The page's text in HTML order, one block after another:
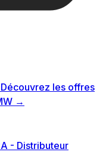
Découvrez les offres
→
- Distributeur